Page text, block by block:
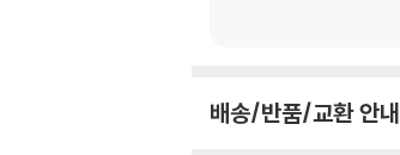
배송/반품/교환 안내